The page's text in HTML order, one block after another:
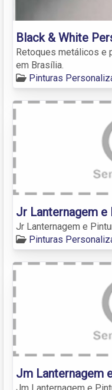
Black & White
Retoques metálicos e
em Brasília.
Pinturas
Jr Lanternagem e
Jr Lanternagem e
Pinturas
Jm Lanternagem
Jm Lanternagem e